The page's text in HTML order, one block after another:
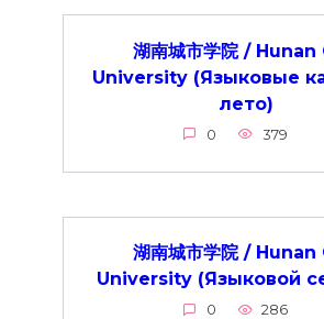
湖南城市学院 /
University (Языковые
лето)
0 379
湖南城市学院 /
University (Языковой
0 286